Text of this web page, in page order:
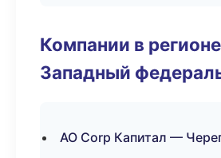
Компании в
Западный
АО Corp Капитал —